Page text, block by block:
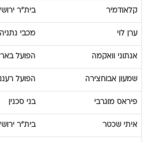
קלאודמיר בית"ר
ערן לוי מכבי נתניה
אנתוני וואקמה הפועל
שמעון אבוחצירה הפועל
פיראס מוגרבי בני סכנין
איתי שכטר בית"ר